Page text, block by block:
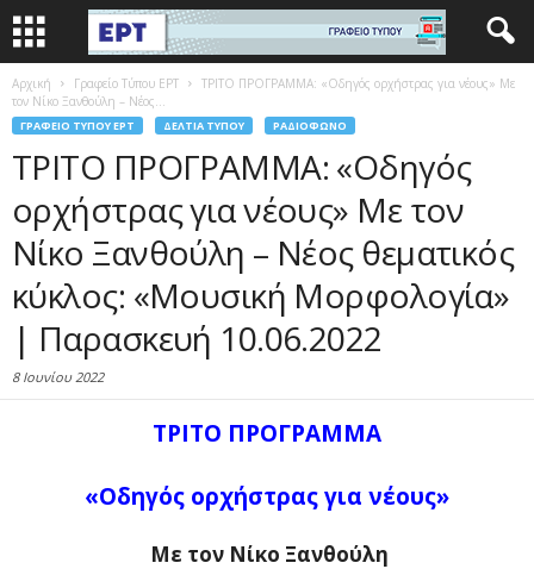
Αρχική Γραφείο Τύπου ΕΡΤ
ΤΡΙΤΟ ΠΡΟΓΡΑΜΜΑ: «Οδηγός ορχήστρας για νέους» Με
τον Νίκο Ξανθούλη – Νέος...
ΓΡΑΦΕΊΟ ΤΎΠΟΥ ΕΡΤ ΔΕΛΤΊΑ ΤΎΠΟΥ ΡΑΔΙΌΦΩΝΟ
ΤΡΙΤΟ ΠΡΟΓΡΑΜΜΑ: «Οδηγός
ορχήστρας για νέους» Με τον
Νίκο Ξανθούλη – Νέος θεματικός
κύκλος: «Μουσική Μορφολογία»
| Παρασκευή 10.06.2022
8 Ιουνίου 2022
ΤΡΙΤΟ ΠΡΟΓΡΑΜΜΑ
«Οδηγός ορχήστρας για νέους»
Με τον Νίκο Ξανθούλη